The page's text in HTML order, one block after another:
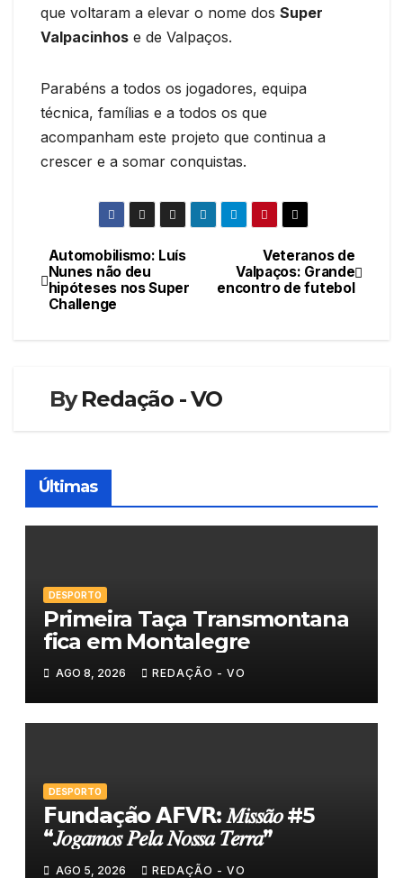
que voltaram a elevar o nome dos Super
Valpacinhos e de Valpaços.
Parabéns a todos os jogadores, equipa
técnica, famílias e a todos os que
acompanham este projeto que continua a
crescer e a somar conquistas.
Navegação
de
Veteranos de
Valpaços: Grande
encontro de futebol
Automobilismo: Luís
Nunes não deu
hipóteses nos Super
Challenge
ByRedação - VO
Últimas
DESPORTO
Primeira Taça Transmontana
fica em Montalegre
AGO 8, 2026 REDAÇÃO - VO
DESPORTO
𝗙𝘂𝗻𝗱𝗮𝗰̧𝗮̃𝗼 𝗔𝗙𝗩𝗥: 𝑀𝑖𝑠𝑠𝑎̃𝑜 #5
“𝐽𝑜𝑔𝑎𝑚𝑜𝑠 𝑃𝑒𝑙𝑎 𝑁𝑜𝑠𝑠𝑎 𝑇𝑒𝑟𝑟𝑎”
AGO 5, 2026 REDAÇÃO - VO